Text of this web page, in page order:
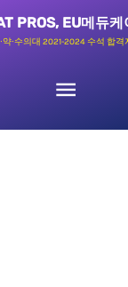
PROS, EU메듀케
약∙수의대 2021-2024 수석 합격
메